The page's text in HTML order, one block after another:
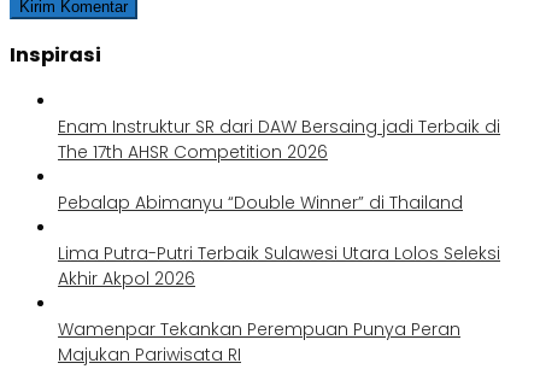
Inspirasi
Enam Instruktur SR dari DAW Bersaing jadi Terbaik di
The 17th AHSR Competition 2026
Pebalap Abimanyu “Double Winner” di Thailand
Lima Putra-Putri Terbaik Sulawesi Utara Lolos Seleksi
Akhir Akpol 2026
Wamenpar Tekankan Perempuan Punya Peran
Majukan Pariwisata RI